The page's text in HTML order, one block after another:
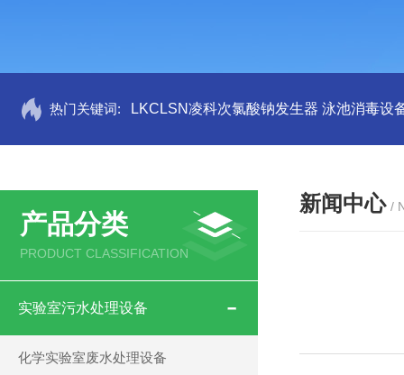
热门关键词: LKCLSN凌科次氯酸钠发生器 泳池消毒设
产品分类
PRODUCT CLASSIFICATION
实验室污水处理设备
化学实验室废水处理设备
新闻中心 /